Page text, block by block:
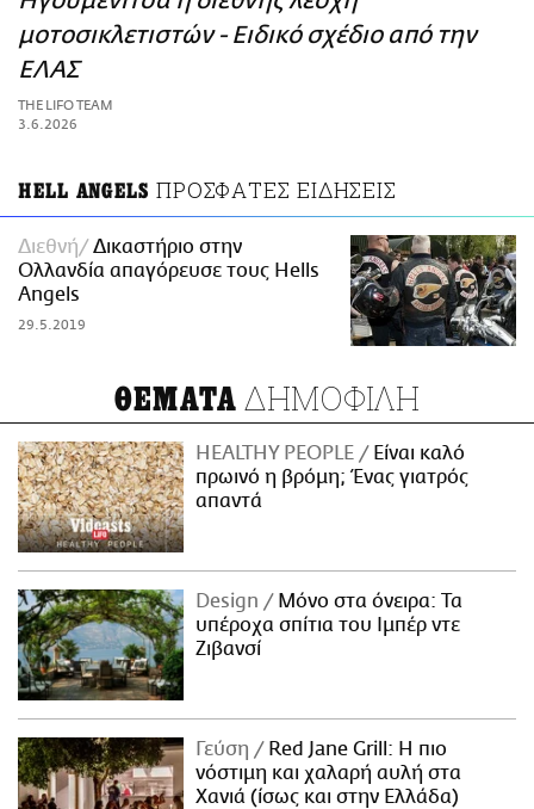
ΑΜΠΑ
PRINT
μοτοσικλετιστών - Ειδικό σχέδιο από την
ΕΛΑΣ
THE LIFO TEAM
3.6.2026
HELL ANGELS ΠΡΟΣΦΑΤΕΣ ΕΙΔΗΣΕΙΣ
Διεθνή
Δικαστήριο στην
Ολλανδία απαγόρευσε τους Hells
Angels
29.5.2019
ΘΕΜΑΤΑ ΔΗΜΟΦΙΛΗ
HEALTHY PEOPLE
Είναι καλό
πρωινό η βρόμη; Ένας γιατρός
απαντά
Design
Μόνο στα όνειρα: Τα
υπέροχα σπίτια του Ιμπέρ ντε
Ζιβανσί
Γεύση
Red Jane Grill: Η πιο
νόστιμη και χαλαρή αυλή στα
Χανιά (ίσως και στην Ελλάδα)